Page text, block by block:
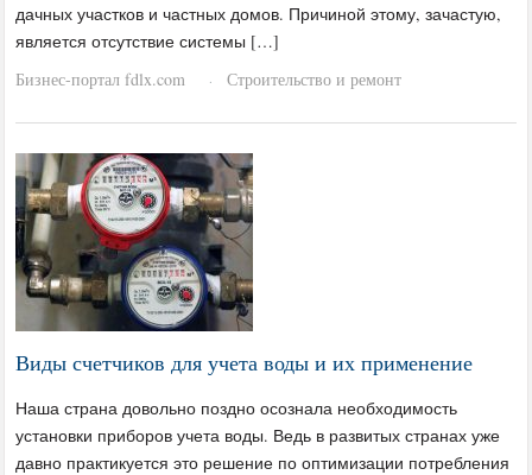
дачных участков и частных домов. Причиной этому, зачастую,
является отсутствие системы […]
Бизнес-портал fdlx.com
· Строительство и ремонт
Виды счетчиков для учета воды и их применение
Наша страна довольно поздно осознала необходимость
установки приборов учета воды. Ведь в развитых странах уже
давно практикуется это решение по оптимизации потребления